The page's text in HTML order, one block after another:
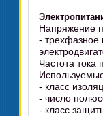
Напряжение
-
Частота тока
- класс
- число
- класс